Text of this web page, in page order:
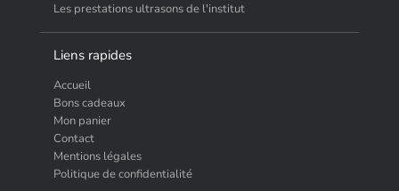
Les prestations ultrasons de l'institut
Liens rapides
Accueil
Bons cadeaux
Mon panier
Contact
Mentions légales
Politique de confidentialité